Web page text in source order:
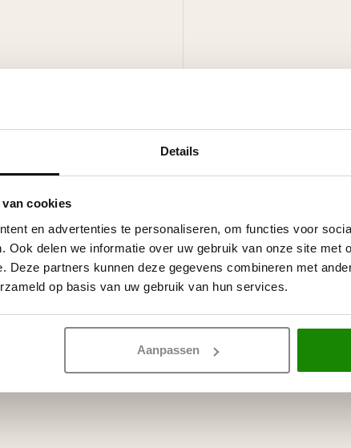
Details
cookies
en advertenties te personaliseren, om functies voor
Ook delen we informatie over uw gebruik van onze site met
Deze partners kunnen deze gegevens combineren met
op basis van uw gebruik van hun services.
Aanpassen
nog een eindlaag krijgen.
op acryl- of PU-basis evenals